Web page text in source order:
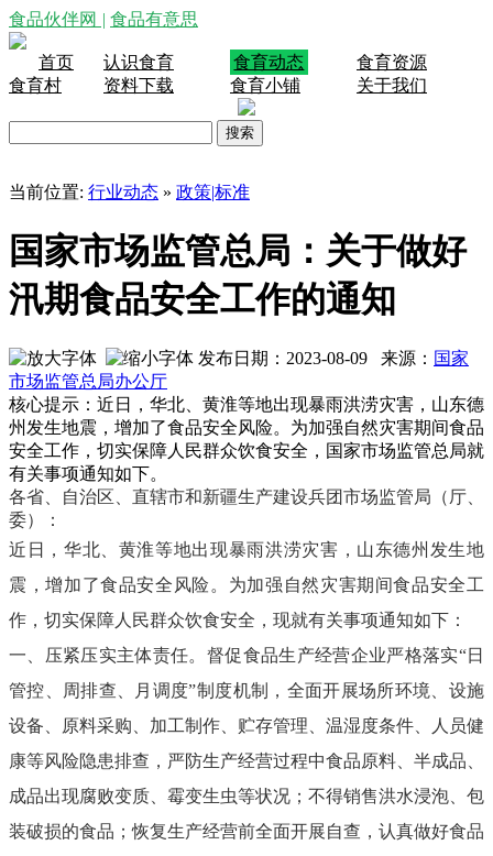
食品伙伴网 | 食品有意思
首页 认识食育 食育动态
食育资源
食育村
资料下载 食育小铺 关于我们
当前位置: 行业动态 » 政策|标准
国家市场监管总局：关于做好
汛期食品安全工作的通知
发布日期：2023-08-09 来源： 国家
市场监管总局办公厅
核心提示：近日，华北、黄淮等地出现暴雨洪涝灾害，山东德
州发生地震，增加了食品安全风险。为加强自然灾害期间食品
安全工作，切实保障人民群众饮食安全，国家市场监管总局就
有关事项通知如下。
各省、自治区、直辖市和新疆生产建设兵团市场监管局（厅、
委）：
近日，华北、黄淮等地出现暴雨洪涝灾害，山东德州发生地
震，增加了食品安全风险。为加强自然灾害期间食品安全工
作，切实保障人民群众饮食安全，现就有关事项通知如下：
一、压紧压实主体责任。督促食品生产经营企业严格落实“日
管控、周排查、月调度”制度机制，全面开展场所环境、设施
设备、原料采购、加工制作、贮存管理、温湿度条件、人员健
康等风险隐患排查，严防生产经营过程中食品原料、半成品、
成品出现腐败变质、霉变生虫等状况；不得销售洪水浸泡、包
装破损的食品；恢复生产经营前全面开展自查，认真做好食品